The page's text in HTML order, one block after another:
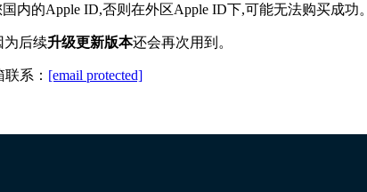
国内的Apple ID,否则在外区Apple ID下,可能无法购买成功。
为后续升级更新版本还会再次用到。
系： [email protected]